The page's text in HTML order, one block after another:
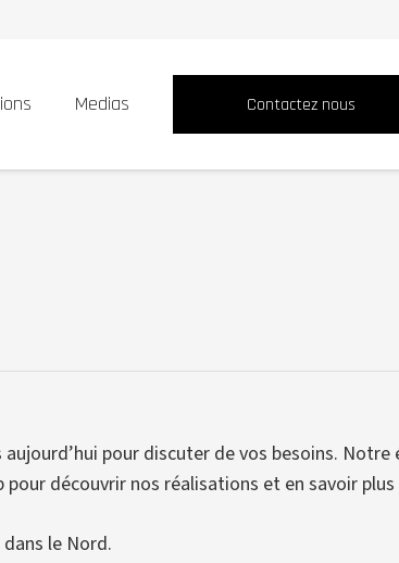
Medias Contactez nous
pour discuter de vos besoins. Notre
découvrir nos réalisations et en savoir plus
le Nord.